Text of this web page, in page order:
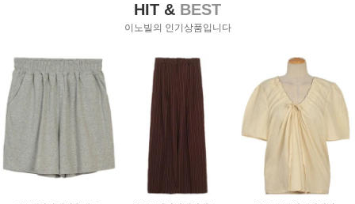
HIT & BEST
이노빌의 인기상품입니다